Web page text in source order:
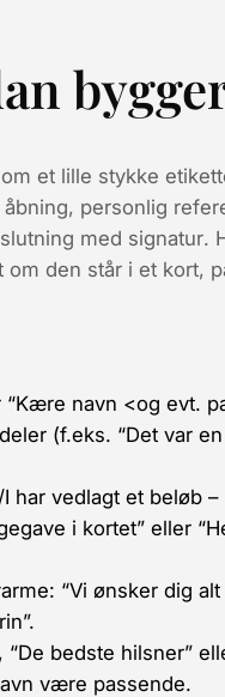
et lille stykke
, personlig
med signatur.
den står i et kort,
“Kære navn <og evt.
(f.eks. “Det var
har vedlagt et beløb –
i kortet” eller
“Vi ønsker dig
bedste hilsner”
være passende.